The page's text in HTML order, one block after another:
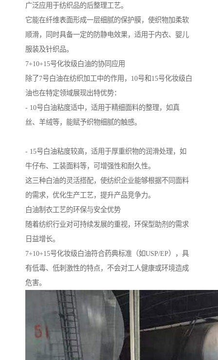
广泛应用于纺织品的后整理工艺。
它能在纤维表面形成一层细腻的保护膜，使织物加柔软
顺滑，同时具备一定的防静电效果，适用于内衣、婴儿
服装及针织品。
7+10+15号化妆级白油的协同应用
除了7号白油在纺织加工中的作用，10号和15号化妆级白
油也在特定领域展现出特优势：
- 10号白油粘度适中，适用于精细面料的整理，如真
丝、羊绒等，能赋予织物细腻的触感。
- 15号白油粘度较高，适用于厚重织物的润滑处理，如
牛仔布、工装面料等，可增强性和耐久性。
这三种白油的灵活搭配，使纺织企业能够根据不同面料
的需求，优化生产工艺，提升产品竞争力。
白油制衣工艺的环保与安全优势
随着纺织行业对可持续发展的重视，环保型助剂的需求
日益增长。
7+10+15号化妆级白油符合药典标准（如USP/EP），具
有低毒、低刺激性的特点，不会对工人健康或环境造成
危害。